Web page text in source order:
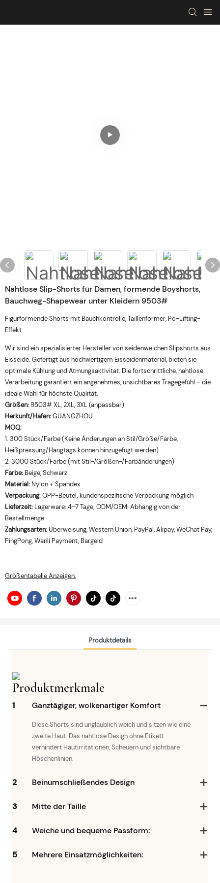
Nahtlose Slip-Shorts für Damen, formende Boyshorts,
Bauchweg-Shapewear unter Kleidern 9503#
Figurformende Shorts mit Bauchkontrolle, Taillenformer, Po-Lifting-
Effekt
Wir sind ein spezialisierter Hersteller von seidenweichen Slipshorts aus
Eisseide. Gefertigt aus hochwertigem Eisseidenmaterial, bieten sie
optimale Kühlung und Atmungsaktivität. Die fortschrittliche, nahtlose
Verarbeitung garantiert ein angenehmes, unsichtbares Tragegefühl – die
ideale Wahl für höchste Qualität.
Größen:9503# XL, 2XL, 3XL (anpassbar)
Herkunft/Hafen:GUANGZHOU
MOQ:
1. 300 Stück/Farbe (Keine Änderungen an Stil/Größe/Farbe,
Heißpressung/Hangtags können hinzugefügt werden)
2. 3000 Stück/Farbe (mit Stil-/Größen-/Farbänderungen)
Farbe: Beige, Schwarz
Material: Nylon + Spandex
Verpackung:OPP-Beutel; kundenspezifische Verpackung möglich
Lieferzeit: Lagerware: 4–7 Tage; ODM/OEM: Abhängig von der
Bestellmenge
Zahlungsarten:Überweisung, Western Union, PayPal, Alipay, WeChat Pay,
PingPong, Wanli Payment, Bargeld
Größentabelle Anzeigen.
Produktdetails
Produktmerkmale
1 Ganztägiger, wolkenartiger Komfort
Diese Shorts sind unglaublich weich und sitzen wie eine
zweite Haut. Das nahtlose Design ohne Etikett
verhindert Hautirritationen, Scheuern und sichtbare
Höschenlinien.
2 Beinumschließendes Design
3 Mitte der Taille
4 Weiche und bequeme Passform:
5 Mehrere Einsatzmöglichkeiten: